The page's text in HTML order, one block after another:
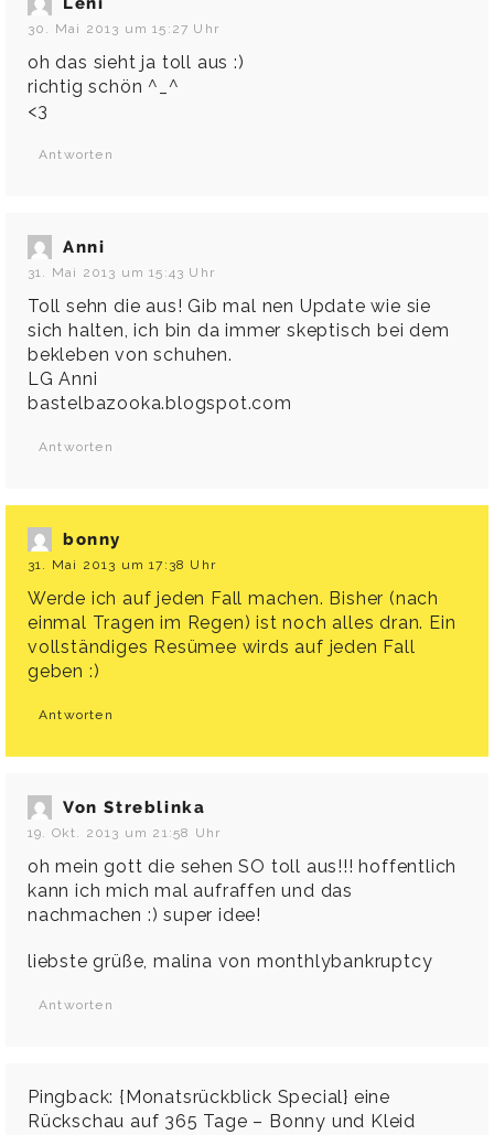
30. Mai 2013 um 15:27 Uhr
oh das sieht ja toll aus :)
richtig schön ^_^
<3
Antworten
Anni
31. Mai 2013 um 15:43 Uhr
Toll sehn die aus! Gib mal nen Update wie sie
sich halten, ich bin da immer skeptisch bei dem
bekleben von schuhen.
LG Anni
bastelbazooka.blogspot.com
Antworten
bonny
31. Mai 2013 um 17:38 Uhr
Werde ich auf jeden Fall machen. Bisher (nach
einmal Tragen im Regen) ist noch alles dran. Ein
vollständiges Resümee wirds auf jeden Fall
geben :)
Antworten
Von Streblinka
19. Okt. 2013 um 21:58 Uhr
oh mein gott die sehen SO toll aus!!! hoffentlich
kann ich mich mal aufraffen und das
nachmachen :) super idee!
liebste grüße, malina von monthlybankruptcy
Antworten
Pingback: {Monatsrückblick Special} eine
Rückschau auf 365 Tage – Bonny und Kleid